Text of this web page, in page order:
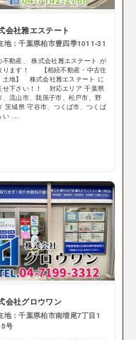
会社雅エステート
地：千葉県柏市豊四季1011-31
不動産、 株式会社雅エステート が
ります！ 【相続不動産・中古住
土地】 株式会社雅エステート に
せ下さい！！ 対応エリア 千葉県
、流山市、我孫子市、松戸市、野
茨城県 守谷市、つくば市、つくば
い ...
会社グロウワン
地：千葉県柏市南増尾7丁目1
号